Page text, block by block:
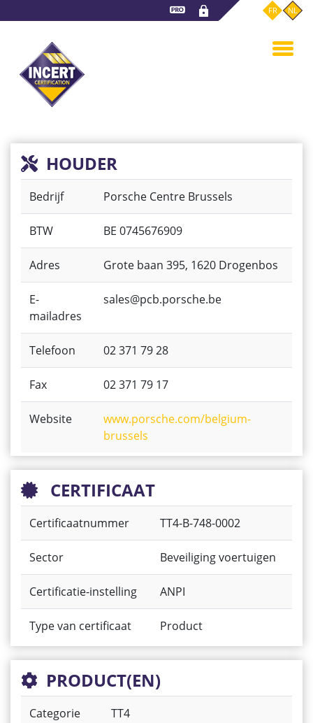
en
inhoud
FR NL
HOUDER
Bedrijf Porsche Centre Brussels
BTW BE 0745676909
Adres Grote baan 395, 1620 Drogenbos
E-
mailadres
sales@pcb.porsche.be
Telefoon 02 371 79 28
Fax 02 371 79 17
Website
www.porsche.com/belgium-
brussels
CERTIFICAAT
Certificaatnummer TT4-B-748-0002
Sector Beveiliging voertuigen
Certificatie-instelling ANPI
Type van certificaat Product
PRODUCT(EN)
Categorie TT4